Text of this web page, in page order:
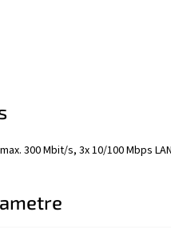
300 Mbit/s, 3x 10/100 Mbps